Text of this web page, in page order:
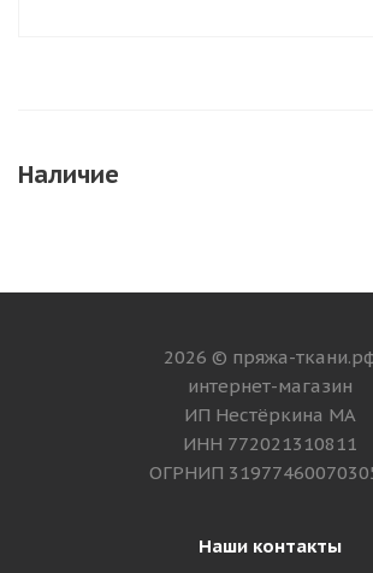
Наличие
2026 © пряжа-
интернет-магазин
ИП Нестёркина МА
ИНН 772021310811
ОГРНИП
Наши контакты